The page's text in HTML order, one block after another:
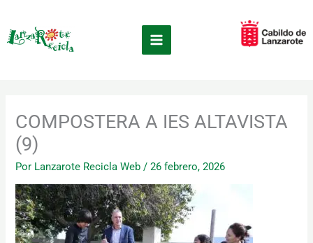
contenido
COMPOSTERA A IES ALTAVISTA
(9)
Por Lanzarote Recicla Web /26 febrero, 2026